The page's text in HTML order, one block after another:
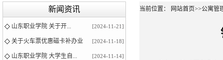
新闻资讯
山东职业学院 关于开... [2024-11-21]
关于火车票优惠磁卡补办业 [2024-11-18]
山东职业学院 大学生自... [2024-11-14]
当前位置： 网站首页>>公寓管